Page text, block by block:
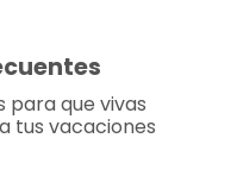
para que vivas
tus vacaciones